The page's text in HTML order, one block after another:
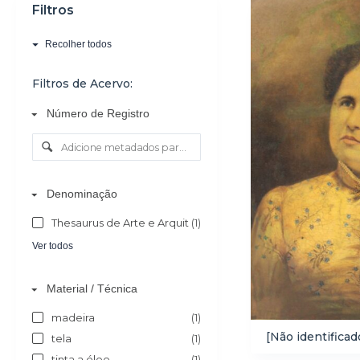
Filtros
Recolher todos
Filtros de Acervo:
Número de Registro
Denominação
Thesaurus de Arte e Arquitetura - AAT
(1)
Ver todos
Material / Técnica
madeira
(1)
tela
(1)
[Não